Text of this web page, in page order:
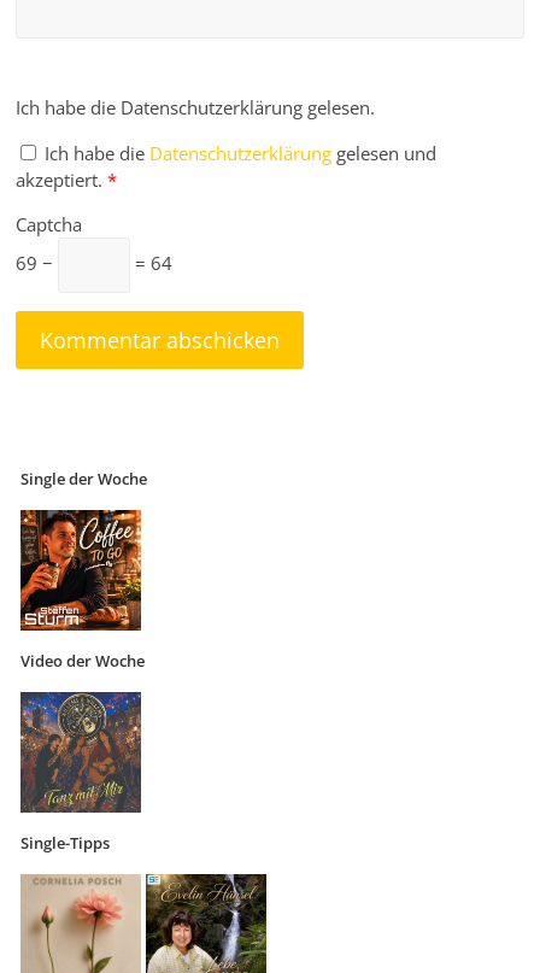
Ich habe die Datenschutzerklärung gelesen.
Ich habe die Datenschutzerklärung gelesen und
akzeptiert. *
Captcha
69 −
= 64
Single der Woche
Video der Woche
Single-Tipps